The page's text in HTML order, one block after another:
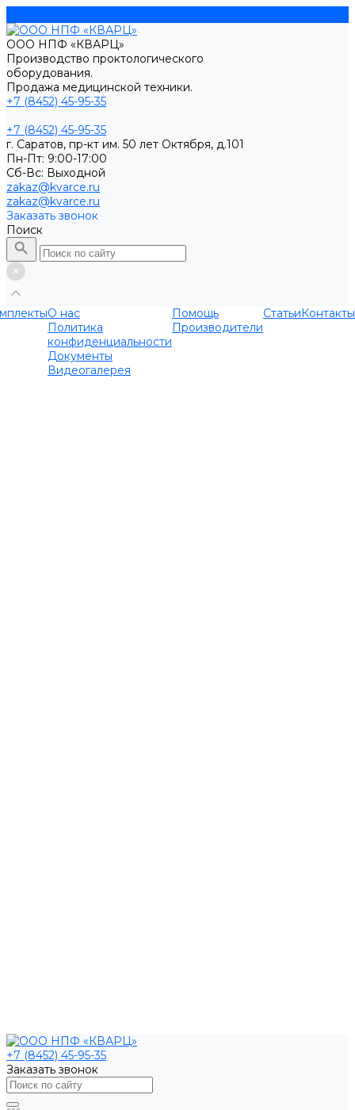
ООО НПФ «КВАРЦ»
Производство проктологического
оборудования.
Продажа медицинской техники.
+7 (8452) 45-95-35
+7 (8452) 45-95-35
г. Саратов, пр-кт им. 50 лет Октября, д.101
Пн-Пт: 9:00-17:00
Cб-Вс: Выходной
zakaz@kvarce.ru
zakaz@kvarce.ru
Заказать звонок
Поиск
О нас
Политика
конфиденциальности
Документы
Видеогалерея
Помощь
Производители
СтатьиКонтакты
+7 (8452) 45-95-35
Заказать звонок